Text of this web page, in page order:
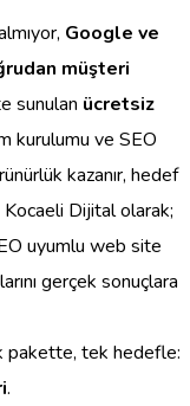
Google ve
müşteri
sunulan ücretsiz
kurulumu ve SEO
kazanır, hedef
Kocaeli Dijital olarak;
uyumlu web site
gerçek sonuçlara
tek hedefle:
.